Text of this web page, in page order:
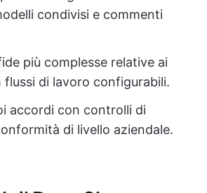
condivisi e commenti
più complesse relative ai
di lavoro configurabili.
accordi con controlli di
di livello aziendale.